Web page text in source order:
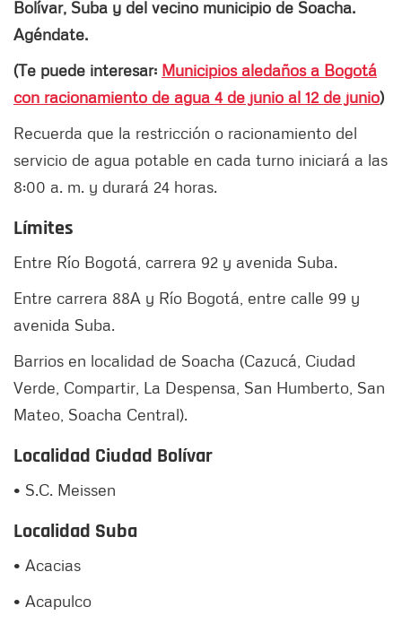
Bolívar, Suba y del vecino municipio de Soacha.
Agéndate.
(Te puede interesar: Municipios aledaños a Bogotá
con racionamiento de agua 4 de junio al 12 de junio)
Recuerda que la restricción o racionamiento del
servicio de agua potable en cada turno iniciará a las
8:00 a. m. y durará 24 horas.
Límites
Entre Río Bogotá, carrera 92 y avenida Suba.
Entre carrera 88A y Río Bogotá, entre calle 99 y
avenida Suba.
Barrios en localidad de Soacha (Cazucá, Ciudad
Verde, Compartir, La Despensa, San Humberto, San
Mateo, Soacha Central).
Localidad Ciudad Bolívar
• S.C. Meissen
Localidad Suba
• Acacias
• Acapulco